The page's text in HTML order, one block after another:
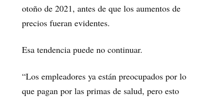
otoño de 2021, antes de que los aumentos de
precios fueran evidentes.
Esa tendencia puede no continuar.
“Los empleadores ya están preocupados por lo
que pagan por las primas de salud, pero esto